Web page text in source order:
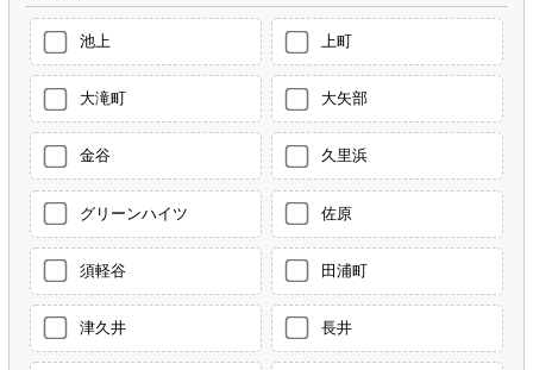
池上 上町
大滝町 大矢部
金谷 久里浜
グリーンハイツ 佐原
須軽谷 田浦町
津久井 長井